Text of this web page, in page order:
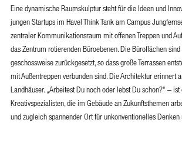
Eine dynamische Raumskulptur steht für die Ideen und
jungen Startups im Havel Think Tank am Campus
zentraler Kommunikationsraum mit offenen Treppen und
das Zentrum rotierenden Büroebenen. Die Büroflächen
geschossweise zurückgesetzt, so dass große Terrassen
mit Außentreppen verbunden sind. Die Architektur erinnert
Landhäuser. „Arbeitest Du noch oder lebst Du schon?“ –
Kreativspezialisten, die im Gebäude an Zukunftsthemen
und zugleich spannender Ort für unkonventionelles Denken